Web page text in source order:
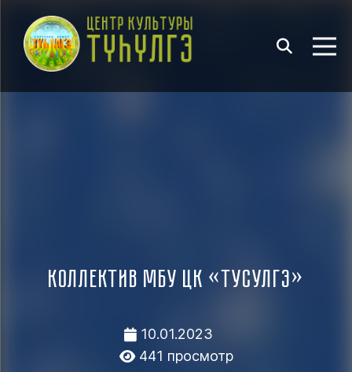
Коллектив МБУ ЦК «Тусулгэ»
10.01.2023
441 просмотр